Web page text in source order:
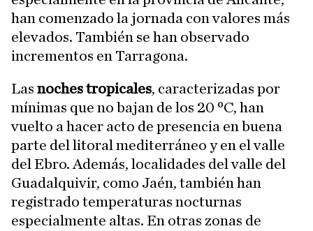
han comenzado la jornada con valores más
elevados. También se han observado
incrementos en Tarragona.
Las noches tropicales, caracterizadas por
mínimas que no bajan de los 20 ºC, han
vuelto a hacer acto de presencia en buena
parte del litoral mediterráneo y en el valle
del Ebro. Además, localidades del valle del
Guadalquivir, como Jaén, también han
registrado temperaturas nocturnas
especialmente altas. En otras zonas de